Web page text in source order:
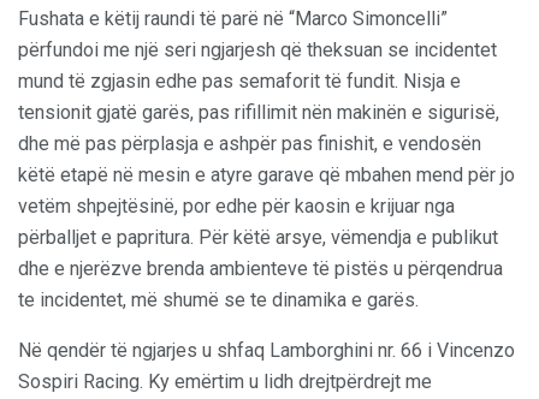
Fushata e këtij raundi të parë në “Marco Simoncelli”
përfundoi me një seri ngjarjesh që theksuan se incidentet
mund të zgjasin edhe pas semaforit të fundit. Nisja e
tensionit gjatë garës, pas rifillimit nën makinën e sigurisë,
dhe më pas përplasja e ashpër pas finishit, e vendosën
këtë etapë në mesin e atyre garave që mbahen mend për jo
vetëm shpejtësinë, por edhe për kaosin e krijuar nga
përballjet e papritura. Për këtë arsye, vëmendja e publikut
dhe e njerëzve brenda ambienteve të pistës u përqendrua
te incidentet, më shumë se te dinamika e garës.
Në qendër të ngjarjes u shfaq Lamborghini nr. 66 i Vincenzo
Sospiri Racing. Ky emërtim u lidh drejtpërdrejt me